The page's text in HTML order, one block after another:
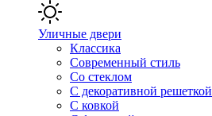
Уличные двери
Классика
Современный стиль
Со стеклом
С декоративной решеткой
С ковкой